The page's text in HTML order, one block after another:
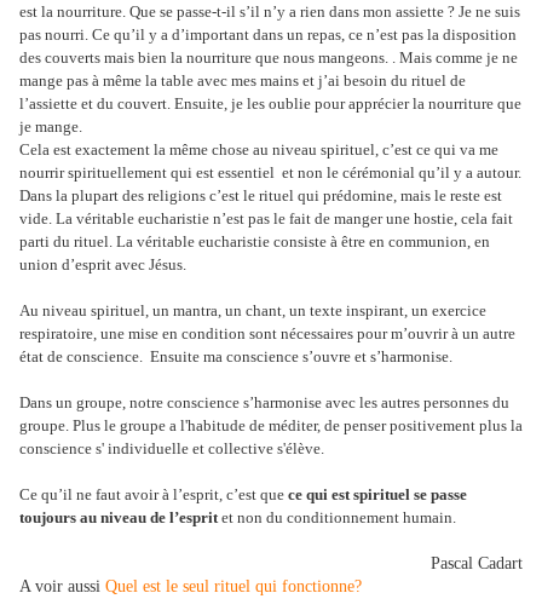
est la nourriture. Que se passe-t-il s’il n’y a rien dans mon assiette ? Je ne suis
pas nourri. Ce qu’il y a d’important dans un repas, ce n’est pas la disposition
des couverts mais bien la nourriture que nous mangeons. . Mais comme je ne
mange pas à même la table avec mes mains et j’ai besoin du rituel de
l’assiette et du couvert. Ensuite, je les oublie pour apprécier la nourriture que
je mange.
Cela est exactement la même chose au niveau spirituel, c’est ce qui va me
nourrir spirituellement qui est essentiel et non le cérémonial qu’il y a autour.
Dans la plupart des religions c’est le rituel qui prédomine, mais le reste est
vide. La véritable eucharistie n’est pas le fait de manger une hostie, cela fait
parti du rituel. La véritable eucharistie consiste à être en communion, en
union d’esprit avec Jésus.
Au niveau spirituel, un mantra, un chant, un texte inspirant, un exercice
respiratoire, une mise en condition sont nécessaires pour m’ouvrir à un autre
état de conscience. Ensuite ma conscience s’ouvre et s’harmonise.
Dans un groupe, notre conscience s’harmonise avec les autres personnes du
groupe. Plus le groupe a l'habitude de méditer, de penser positivement plus la
conscience s' individuelle et collective s'élève.
Ce qu’il ne faut avoir à l’esprit, c’est que ce qui est spirituel se passe
toujours au niveau de l’espritet non du conditionnement humain.
Pascal Cadart
A voir aussi Quel est le seul rituel qui fonctionne?